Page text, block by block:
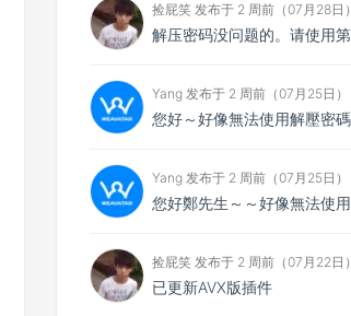
捡屁笑 发布于 2 周前（07月28日）
Yang 发布于 2 周前（07月25日）
Yang 发布于 2 周前（07月25日）
捡屁笑 发布于 2 周前（07月22日）
已更新AVX版插件